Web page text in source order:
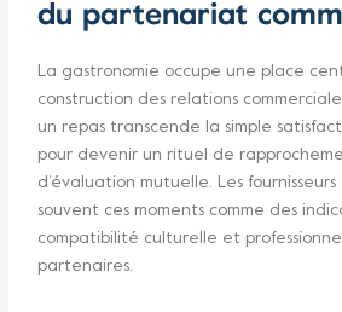
du partenariat
La gastronomie occupe une place
construction des relations
un repas transcende la simple
pour devenir un rituel de
d’évaluation mutuelle. Les
souvent ces moments comme des
compatibilité culturelle et
partenaires.